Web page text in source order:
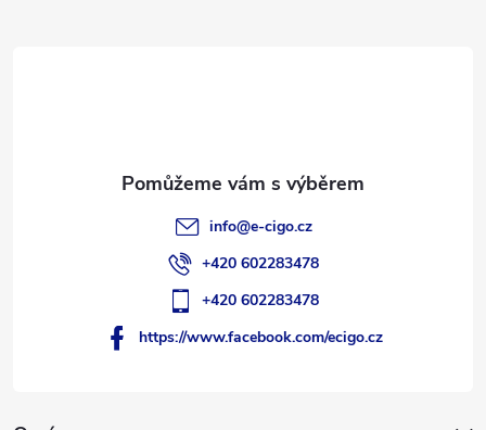
info@e-cigo.cz
+420 602283478
+420 602283478
https://www.facebook.com/ecigo.cz